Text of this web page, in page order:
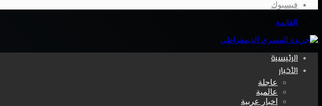
فيسبوك
القائمة
الرئيسية
الأخبار
عاجلة
عالمية
اخبار عربية